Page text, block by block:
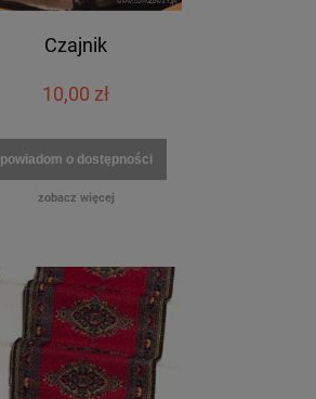
Czajnik
10,00 zł
powiadom o dostępności
zobacz więcej